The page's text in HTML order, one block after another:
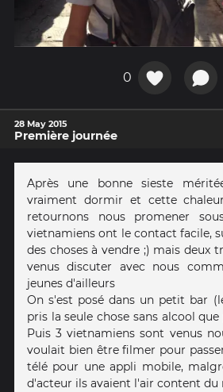
0
28 May 2015
Première journée
Après une bonne sieste
vraiment dormir et cette
retournons nous promener
vietnamiens ont le contact facile,
des choses à vendre ;) mais deux
venus discuter avec nous
jeunes d'ailleurs
On s'est posé dans un petit bar
pris la seule chose sans alcool
Puis 3 vietnamiens sont venus
voulait bien être filmer pour
télé pour une appli mobile,
d'acteur ils avaient l'air content du